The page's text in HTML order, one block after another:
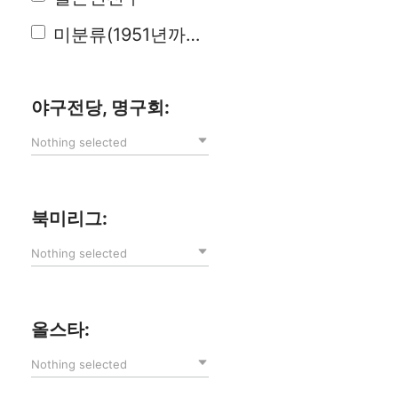
미분류(1951년까지)
야구전당, 명구회:
Nothing selected
북미리그:
Nothing selected
올스타:
Nothing selected